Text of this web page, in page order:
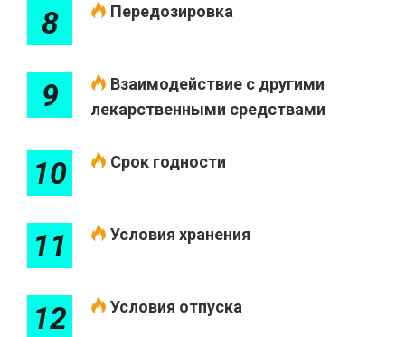
8 Передозировка
9
Взаимодействие с другими
лекарственными средствами
10 Срок годности
11 Условия хранения
12 Условия отпуска